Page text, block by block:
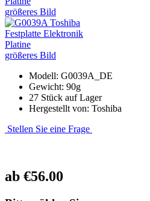
größeres Bild
größeres Bild
Modell: G0039A_DE
Gewicht: 90g
27 Stück auf Lager
Hergestellt von: Toshiba
Stellen Sie eine Frage
ab €56.00